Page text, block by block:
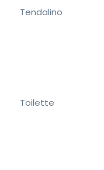
Tendalino
Toilette